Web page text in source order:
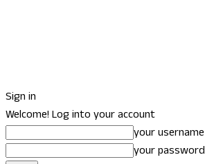
Sign in
Welcome! Log into your account
your username
your password